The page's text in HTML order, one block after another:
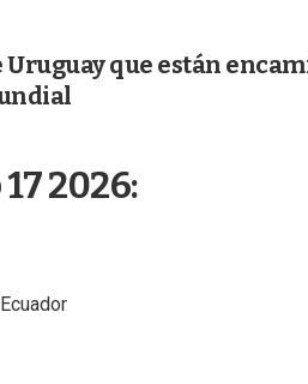
Uruguay que están
2026: